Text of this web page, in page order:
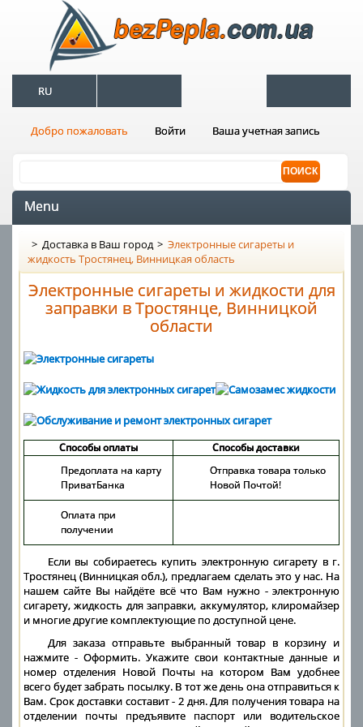
RU
Добро пожаловать Войти Ваша учетная запись
Menu
> Доставка в Ваш город > Электронные сигареты и
жидкость Тростянец, Винницкая область
Электронные сигареты и жидкости для
заправки в Тростянце, Винницкой
области
Способы оплаты
Способы доставки
Предоплата на карту
ПриватБанка
Отправка товара только
Новой Почтой!
Оплата при
получении
Если вы собираетесь купить электронную сигарету в г.
Тростянец (Винницкая обл.), предлагаем сделать это у нас. На
нашем сайте Вы найдёте всё что Вам нужно - электронную
сигарету, жидкость для заправки, аккумулятор, клиромайзер
и многие другие комплектующие по доступной цене.
Для заказа отправьте выбранный товар в корзину и
нажмите - Оформить. Укажите свои контактные данные и
номер отделения Новой Почты на котором Вам удобнее
всего будет забрать посылку. В тот же день она отправиться к
Вам. Срок доставки составит - 2 дня. Для получения товара на
отделении почты предъявите паспорт или водительское